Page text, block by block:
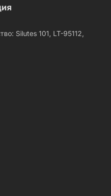
Silutes 101, LT-95112,